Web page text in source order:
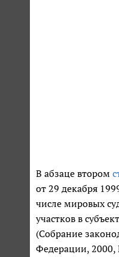
В абзаце втором
от 29 декабря
числе мировых
участков в
(Собрание
Федерации, 2000,